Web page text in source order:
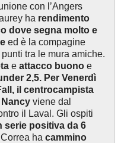
con l’Angers
ha rendimento
dove segna molto e
ed è la compagine
tra le mura amiche.
e attacco buono e
2,5. Per Venerdì
il centrocampista
Nancy viene dal
il Laval. Gli ospiti
serie positiva da 6
ha cammino